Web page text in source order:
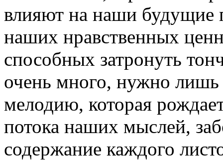
влияют на наши будущие
наших нравственных
способных затронуть
очень много, нужно лишь
мелодию, которая
потока наших мыслей,
содержание каждого